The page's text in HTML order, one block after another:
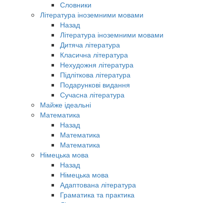
Словники
Література іноземними мовами
Назад
Література іноземними мовами
Дитяча література
Класична література
Нехудожня література
Підліткова література
Подарункові видання
Сучасна література
Майже ідеальні
Математика
Назад
Математика
Математика
Німецька мова
Назад
Німецька мова
Адаптована література
Граматика та практика